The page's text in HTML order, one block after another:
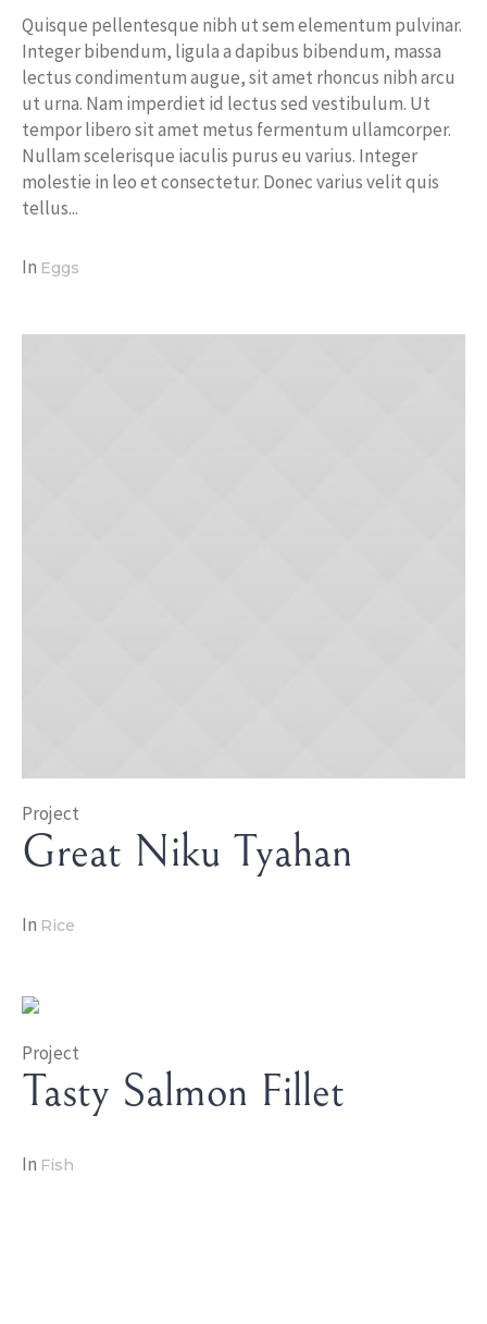
Quisque pellentesque nibh ut sem elementum pulvinar.
Integer bibendum, ligula a dapibus bibendum, massa
lectus condimentum augue, sit amet rhoncus nibh arcu
ut urna. Nam imperdiet id lectus sed vestibulum. Ut
tempor libero sit amet metus fermentum ullamcorper.
Nullam scelerisque iaculis purus eu varius. Integer
molestie in leo et consectetur. Donec varius velit quis
tellus...
In Eggs
Project
Great Niku Tyahan
In Rice
Project
Tasty Salmon Fillet
In Fish